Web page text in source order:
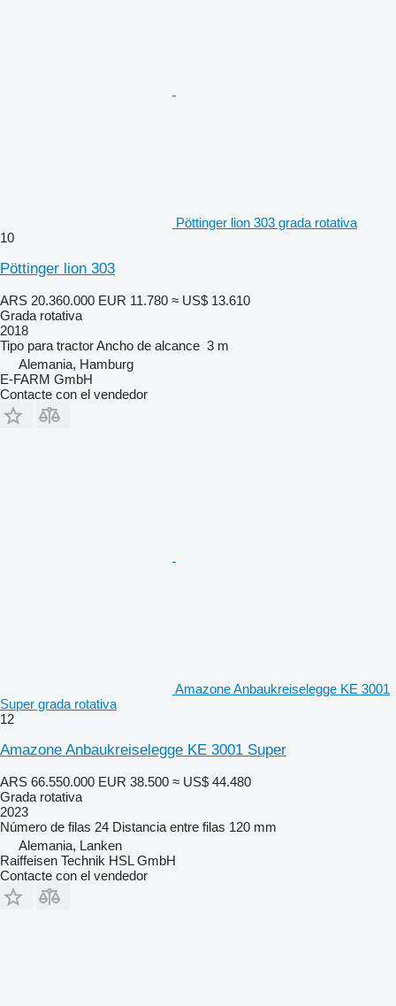
Pöttinger lion 303 grada rotativa
10
Pöttinger lion 303
ARS 20.360.000 EUR 11.780 ≈ US$ 13.610
Grada rotativa
2018
Tipo para tractorAncho de alcance 3 m
Alemania, Hamburg
E-FARM GmbH
Contacte con el vendedor
Amazone Anbaukreiselegge KE 3001
Super grada rotativa
12
Amazone Anbaukreiselegge KE 3001 Super
ARS 66.550.000 EUR 38.500 ≈ US$ 44.480
Grada rotativa
2023
Número de filas 24 Distancia entre filas 120 mm
Alemania, Lanken
Raiffeisen Technik HSL GmbH
Contacte con el vendedor